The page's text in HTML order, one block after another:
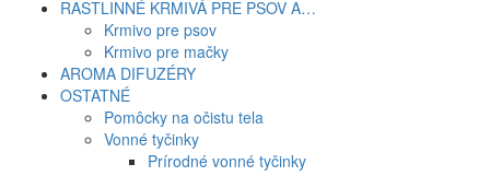
RASTLINNÉ KRMIVÁ PRE PSOV A…
Krmivo pre psov
Krmivo pre mačky
AROMA DIFUZÉRY
OSTATNÉ
Pomôcky na očistu tela
Vonné tyčinky
Prírodné vonné tyčinky